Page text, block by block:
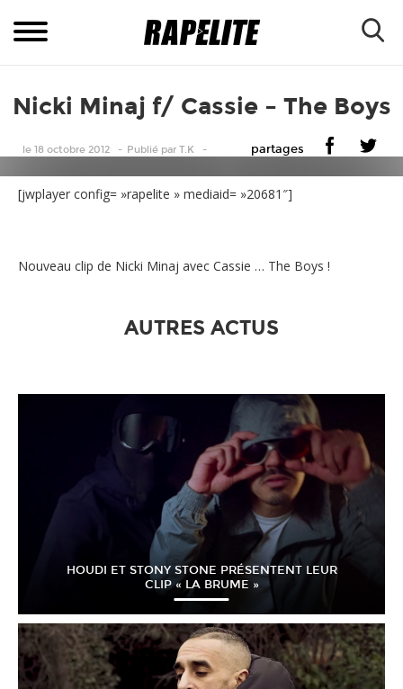
Nicki Minaj f/ Cassie – The Boys
le 18 octobre 2012 Publiépar T.K partages
[jwplayer config= »rapelite » mediaid= »20681″]
Nouveau clip de Nicki Minaj avec Cassie … The Boys !
AUTRES ACTUS
HOUDI ET STONY STONE PRÉSENTENT LEUR
CLIP « LA BRUME »